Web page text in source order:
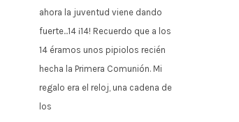
ahora la juventud viene dando
fuerte...14 ¡14! Recuerdo que a los
14 éramos unos pipiolos recién
hecha la Primera Comunión. Mi
regalo era el reloj, una cadena de
los